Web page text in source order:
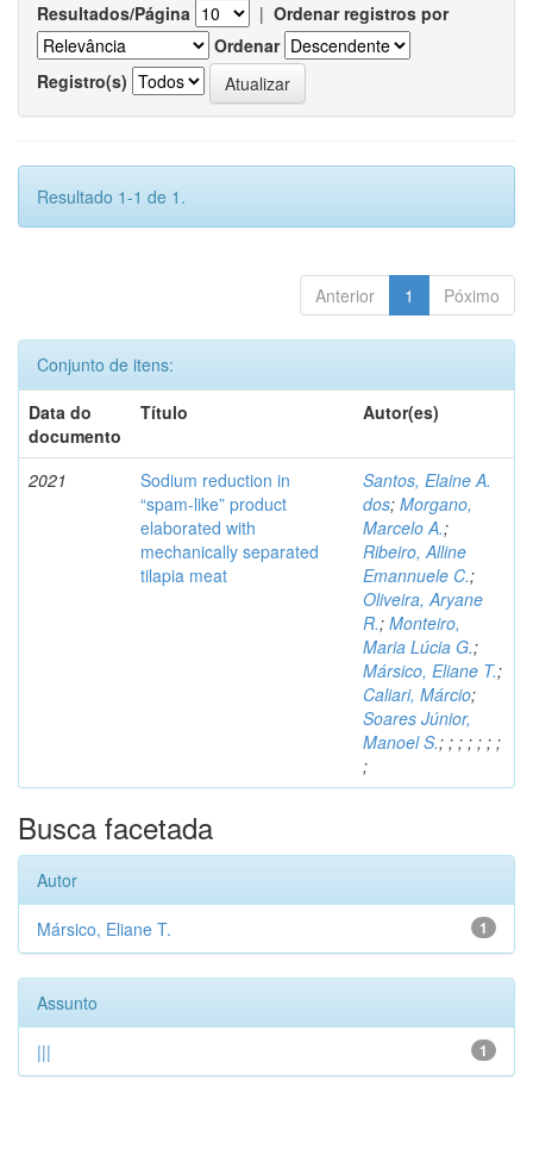
Resultados/Página | Ordenar registros por
Ordenar
Registro(s)
Resultado 1-1 de 1.
Anterior 1 Póximo
Conjunto de itens:
Data do
documento
Título Autor(es)
2021
Sodium reduction in
“spam-like” product
elaborated with
mechanically separated
tilapia meat
Santos, Elaine A.
dos; Morgano,
Marcelo A.;
Ribeiro, Alline
Emannuele C.;
Oliveira, Aryane
R.; Monteiro,
Maria Lúcia G.;
Mársico, Eliane T.;
Caliari, Márcio;
Soares Júnior,
Manoel S.; ; ; ; ; ; ;
;
Busca facetada
Autor
1
Mársico, Eliane T.
Assunto
1
|||